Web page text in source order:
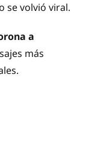
se volvió viral.
a
más